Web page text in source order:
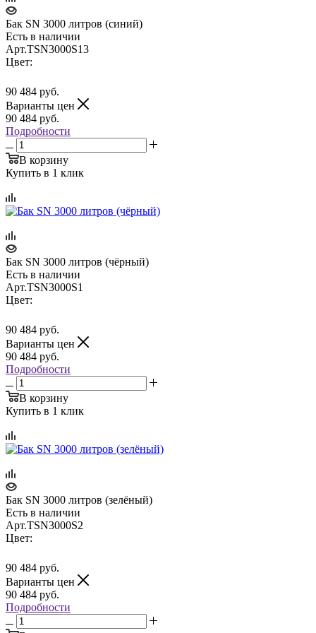
Бак SN 3000 литров (синий)
Есть в наличии
Арт.TSN3000S13
Цвет:
90 484 руб.
Варианты цен
90 484 руб.
Подробности
В корзину
Купить в 1 клик
Бак SN 3000 литров (чёрный)
Есть в наличии
Арт.TSN3000S1
Цвет:
90 484 руб.
Варианты цен
90 484 руб.
Подробности
В корзину
Купить в 1 клик
Бак SN 3000 литров (зелёный)
Есть в наличии
Арт.TSN3000S2
Цвет:
90 484 руб.
Варианты цен
90 484 руб.
Подробности